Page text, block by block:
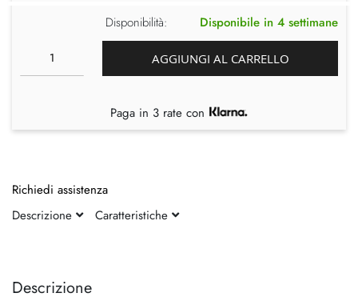
fine
della
Descrizione
Disponibilità: Disponibile in 4 settimane
AGGIUNGI AL CARRELLO
Paga in 3 rate con
Richiedi assistenza
Descrizione
Caratteristiche